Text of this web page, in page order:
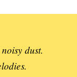
dust.